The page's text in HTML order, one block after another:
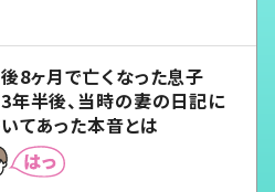
8ヶ月で亡くなった息子
年半後、当時の妻の日記に
てあった本音とは